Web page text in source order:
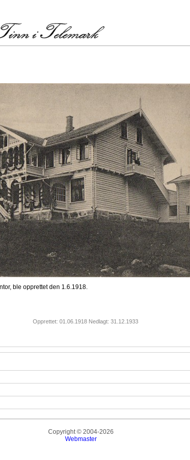
ble opprettet den 1.6.1918.
Opprettet: 01.06.1918 Nedlagt: 31.12.1933
Copyright © 2004-2026
Webmaster